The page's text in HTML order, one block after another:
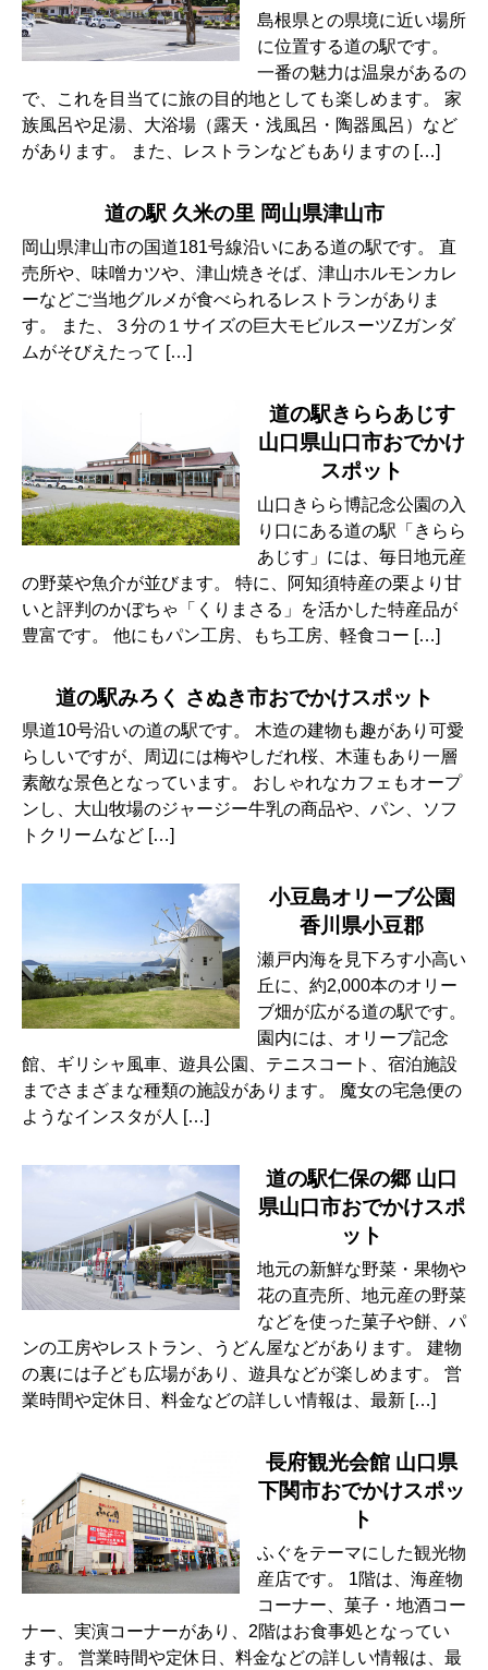
島根県との県境に近い場所
に位置する道の駅です。
一番の魅力は温泉があるの
で、これを目当てに旅の目的地としても楽しめます。 家
族風呂や足湯、大浴場（露天・浅風呂・陶器風呂）など
があります。 また、レストランなどもありますの […]
道の駅 久米の里 岡山県津山市
岡山県津山市の国道181号線沿いにある道の駅です。 直
売所や、味噌カツや、津山焼きそば、津山ホルモンカレ
ーなどご当地グルメが食べられるレストランがありま
す。 また、３分の１サイズの巨大モビルスーツZガンダ
ムがそびえたって […]
道の駅きららあじす
山口県山口市おでかけ
スポット
山口きらら博記念公園の入
り口にある道の駅「きらら
あじす」には、毎日地元産
の野菜や魚介が並びます。 特に、阿知須特産の栗より甘
いと評判のかぼちゃ「くりまさる」を活かした特産品が
豊富です。 他にもパン工房、もち工房、軽食コー […]
道の駅みろく さぬき市おでかけスポット
県道10号沿いの道の駅です。 木造の建物も趣があり可愛
らしいですが、周辺には梅やしだれ桜、木蓮もあり一層
素敵な景色となっています。 おしゃれなカフェもオープ
ンし、大山牧場のジャージー牛乳の商品や、パン、ソフ
トクリームなど […]
小豆島オリーブ公園
香川県小豆郡
瀬戸内海を見下ろす小高い
丘に、約2,000本のオリー
ブ畑が広がる道の駅です。
園内には、オリーブ記念
館、ギリシャ風車、遊具公園、テニスコート、宿泊施設
までさまざまな種類の施設があります。 魔女の宅急便の
ようなインスタが人 […]
道の駅仁保の郷 山口
県山口市おでかけスポ
ット
地元の新鮮な野菜・果物や
花の直売所、地元産の野菜
などを使った菓子や餅、パ
ンの工房やレストラン、うどん屋などがあります。 建物
の裏には子ども広場があり、遊具などが楽しめます。 営
業時間や定休日、料金などの詳しい情報は、最新 […]
長府観光会館 山口県
下関市おでかけスポッ
ト
ふぐをテーマにした観光物
産店です。 1階は、海産物
コーナー、菓子・地酒コー
ナー、実演コーナーがあり、2階はお食事処となってい
ます。 営業時間や定休日、料金などの詳しい情報は、最